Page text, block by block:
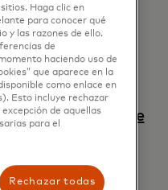
de cargos
de conversión
(DCC): edición
de facturación de
negativa
con opción
Haga clic en
para conocer qué
y las razones de ello.
de
haciendo uso de
que aparece en la
como enlace en
Esto incluye rechazar
de aquellas
para el
Rechazar todas